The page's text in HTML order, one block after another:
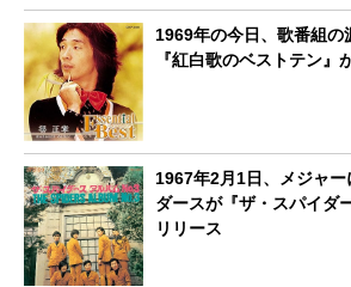
1969年の今日、歌番組の
『紅白歌のベストテン』
1967年2月1日、メジャ
ダースが『ザ・スパイダ
リリース